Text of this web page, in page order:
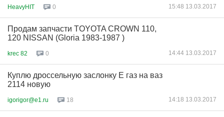
HeavyHIT 0 15:48 13.03.2017
Продам запчасти TOYOTA CROWN 110,
120 NISSAN (Gloria 1983-1987 )
krec 82 0 14:44 13.03.2017
Куплю дроссельную заслонку Е газ на ваз
2114 новую
igorigor@e1.ru 18 14:18 13.03.2017